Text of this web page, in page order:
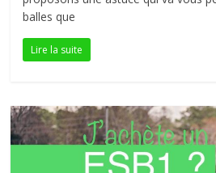
balles que
Lire la suite